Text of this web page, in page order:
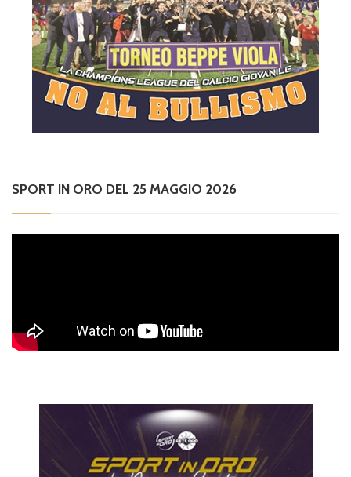
SPORT IN ORO DEL 25 MAGGIO 2026